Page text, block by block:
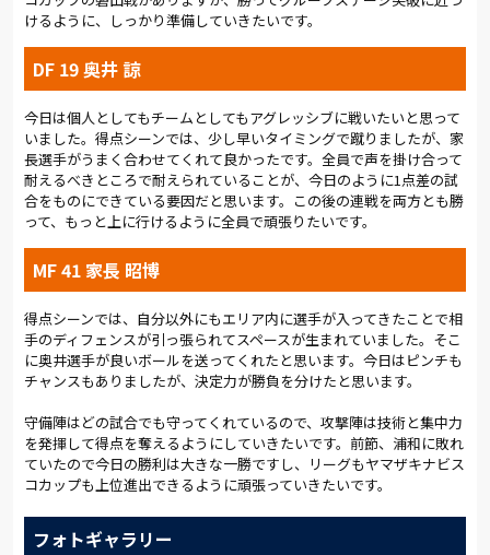
けるように、しっかり準備していきたいです。
DF 19 奥井 諒
今日は個人としてもチームとしてもアグレッシブに戦いたいと思って
いました。得点シーンでは、少し早いタイミングで蹴りましたが、家
長選手がうまく合わせてくれて良かったです。全員で声を掛け合って
耐えるべきところで耐えられていることが、今日のように1点差の試
合をものにできている要因だと思います。この後の連戦を両方とも勝
って、もっと上に行けるように全員で頑張りたいです。
MF 41 家長 昭博
得点シーンでは、自分以外にもエリア内に選手が入ってきたことで相
手のディフェンスが引っ張られてスペースが生まれていました。そこ
に奥井選手が良いボールを送ってくれたと思います。今日はピンチも
チャンスもありましたが、決定力が勝負を分けたと思います。
守備陣はどの試合でも守ってくれているので、攻撃陣は技術と集中力
を発揮して得点を奪えるようにしていきたいです。前節、浦和に敗れ
ていたので今日の勝利は大きな一勝ですし、リーグもヤマザキナビス
コカップも上位進出できるように頑張っていきたいです。
フォトギャラリー